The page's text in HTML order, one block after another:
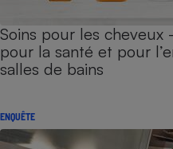
Soins pour les cheveux
pour la santé et pour
salles de bains
ENQUÊTE